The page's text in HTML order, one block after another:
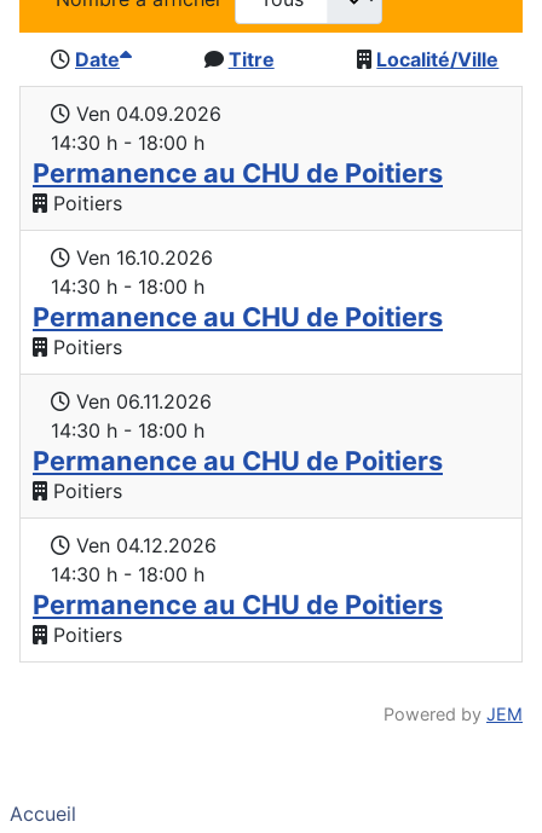
Date Titre Localité/Ville
Ven 04.09.2026
14:30 h - 18:00 h
Permanence au CHU de Poitiers
Poitiers
Ven 16.10.2026
14:30 h - 18:00 h
Permanence au CHU de Poitiers
Poitiers
Ven 06.11.2026
14:30 h - 18:00 h
Permanence au CHU de Poitiers
Poitiers
Ven 04.12.2026
14:30 h - 18:00 h
Permanence au CHU de Poitiers
Poitiers
Powered by JEM
Accueil